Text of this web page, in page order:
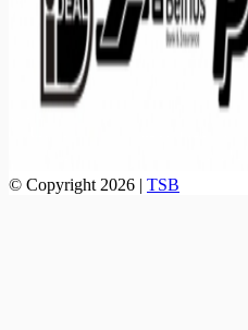
© Copyright 2026 | TSB